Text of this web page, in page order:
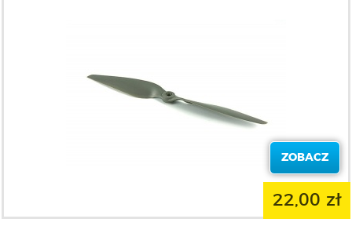
ZOBACZ
22,00 zł